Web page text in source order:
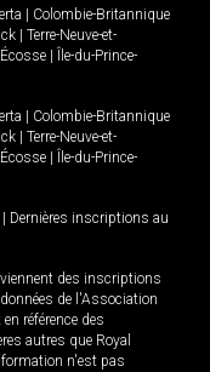
Colombie-Britannique
Terre-Neuve-et-
Île-du-Prince-
Colombie-Britannique
Terre-Neuve-et-
Île-du-Prince-
Dernières inscriptions au
des inscriptions
de l'Association
référence des
autres que Royal
n'est pas